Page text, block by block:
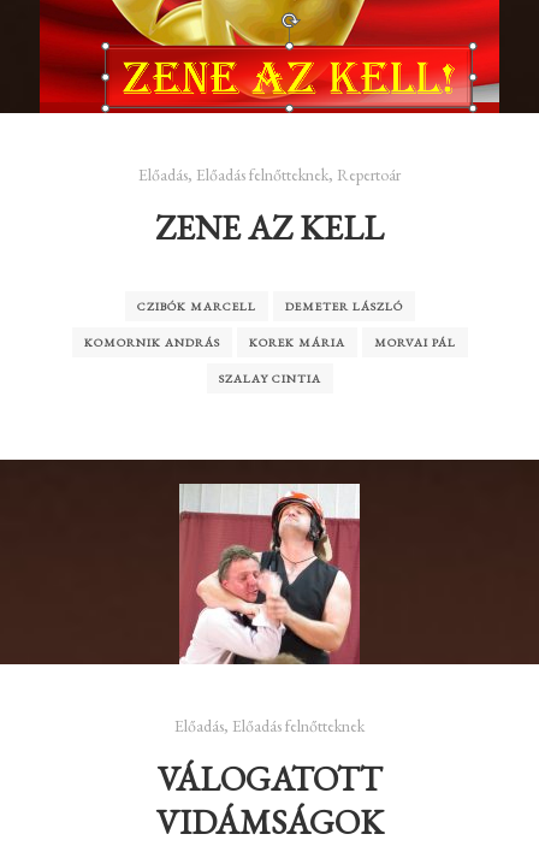
Előadás, Előadás felnőtteknek, Repertoár
ZENE AZ KELL
CZIBÓK MARCELL DEMETER LÁSZLÓ
KOMORNIK ANDRÁS KOREK MÁRIA MORVAI PÁL
SZALAY CINTIA
Előadás, Előadás felnőtteknek
VÁLOGATOTT
VIDÁMSÁGOK